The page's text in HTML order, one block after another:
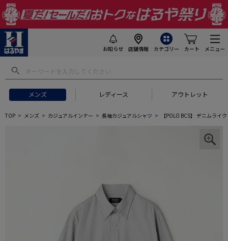
お知らせ 店舗情報 カテゴリー カート メニュー
メンズ レディース アウトレット
TOP メンズ カジュアルインナー 長袖カジュアルシャツ 【POLO BCS】 デニムライ